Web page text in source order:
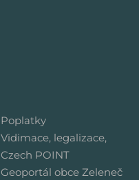
Poplatky
Vidimace, legalizace,
Czech POINT
Geoportál obce Zeleneč